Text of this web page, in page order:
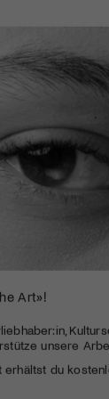
2023
Art»!
unsere
du